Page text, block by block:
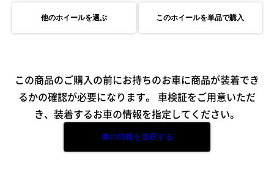
他のホイールを選ぶ このホイールを単品で購入
この商品のご購入の前にお持ちのお車に商品が装着でき
るかの確認が必要になります。 車検証をご用意いただ
き、装着するお車の情報を指定してください。
車の情報を選択する